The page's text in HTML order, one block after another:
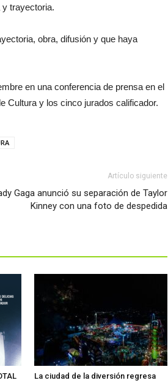
y trayectoria.
obra, difusión y que haya
en una conferencia de prensa en el
Cultura y los cinco jurados calificador.
Artículo siguiente
Gaga anunció su separación de Taylor
Kinney con una foto de despedida
La ciudad de la diversión regresa